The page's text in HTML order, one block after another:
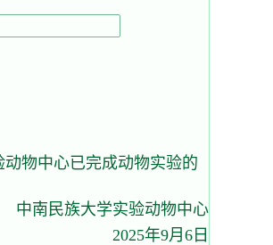
动物中心已完成动物实验的
中南民族大学实验动物中心
2025年9月6日